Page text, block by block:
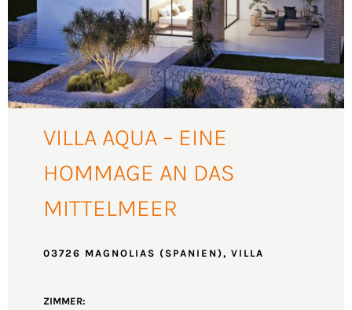
VILLA AQUA – EINE
HOMMAGE AN DAS
MITTELMEER
03726 MAGNOLIAS (SPANIEN), VILLA
ZIMMER: